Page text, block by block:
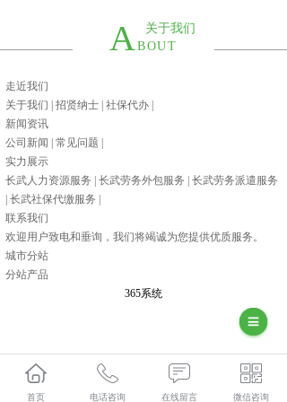
关于我们
ABOUT
走近我们
关于我们
|招贤纳士 |社保代办
新闻资讯
公司新闻
|常见问题
实力展示
长武人力资源服务
|长武劳务外包服务 |长武劳务派遣服务
|长武社保代缴服务
联系我们
欢迎用户致电和垂询，我们将竭诚为您提供优质服务。
城市分站
分站产品
365系统
首页 电话咨询 在线留言 微信咨询